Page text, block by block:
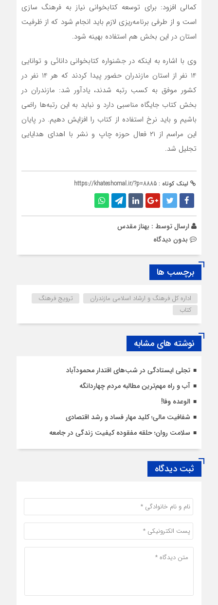
کمالی افزود: برای توسعه کتابخوانی نیاز به فرهنگ سازی
است و از طرفی برنامه‌ریزی لازم باید انجام شود که از ظرفیت
استان در این بخش هم استفاده بهینه شود.
وی با اشاره به اینکه در جشنواره کتابخوانی دانائی و توانایی
14 نفر از استان مازندران حضور پیدا کردند که هر 14 نفر در
کشور موفق به کسب رتبه شدند، یادآور شد: مازندران در
بخش کتاب جایگاه مناسبی دارد و نباید به این رتبه‌ها راضی
باشیم و باید نرخ استفاده از کتاب را افزایش دهیم. در پایان
این مراسم از ۲۱ فعال حوزه چاپ و نشر با اهدای هدایایی
تجلیل شد.
لینک کوتاه : https://khateshomal.ir/?p=8885
ارسال توسط : بهناز مقدس
بدون دیدگاه
برچسب ها
اداره کل فرهنگ و ارشاد اسلامی مازندران
ترویج فرهنگ
کتاب
نوشته های مشابه
تجلی ایستادگی در شب‌های اقتدار محمودآباد
آب و راه مهم‌ترین مطالبه مردم چهاردانگه
الوعده وفا!
شفافیت مالی؛ کلید مهار فساد و رشد اقتصادی
سلامت روان؛ حلقه مفقوده کیفیت زندگی در جامعه
ثبت دیدگاه